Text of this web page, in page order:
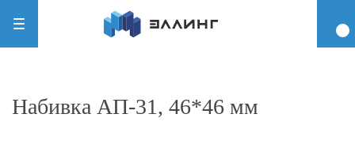
Набивка АП-31, 46*46 мм